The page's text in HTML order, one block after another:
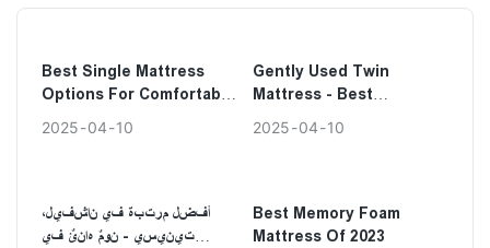
Best Single Mattress
Options For Comfortable
2025 04 10
Gently Used Twin
Mattress - Best
2025 04 10
أفضل مرتبة في ناشفيل،
تينيسي - نومٌ هانئٌ في
Best Memory Foam
Mattress Of 2023